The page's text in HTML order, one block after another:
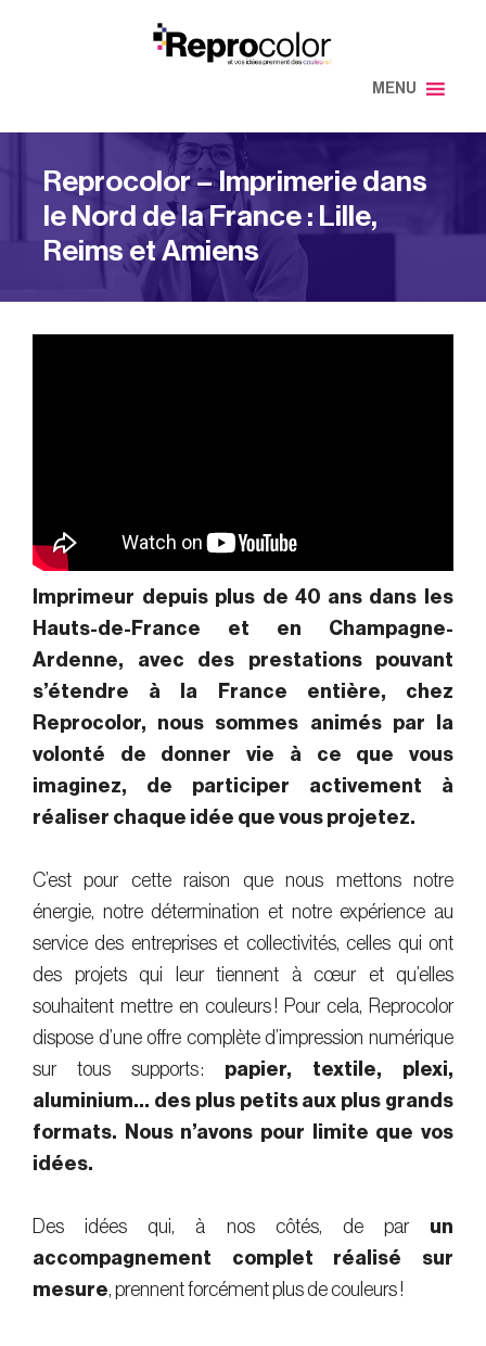
MENU
Reprocolor – Imprimerie dans
le Nord de la France : Lille,
Reims et Amiens
Imprimeur depuis plus de 40 ans dans les
Hauts-de-France et en Champagne-
Ardenne, avec des prestations pouvant
s’étendre à la France entière, chez
Reprocolor, nous sommes animés par la
volonté de donner vie à ce que vous
imaginez, de participer activement à
réaliser chaque idée que vous projetez.
C’est pour cette raison que nous mettons notre
énergie, notre détermination et notre expérience au
service des entreprises et collectivités, celles qui ont
des projets qui leur tiennent à cœur et qu’elles
souhaitent mettre en couleurs ! Pour cela, Reprocolor
dispose d’une offre complète d’impression numérique
sur tous supports : papier, textile, plexi,
aluminium… des plus petits aux plus grands
formats. Nous n’avons pour limite que vos
idées.
Des idées qui, à nos côtés, de par un
accompagnement complet réalisé sur
mesure, prennent forcément plus de couleurs !